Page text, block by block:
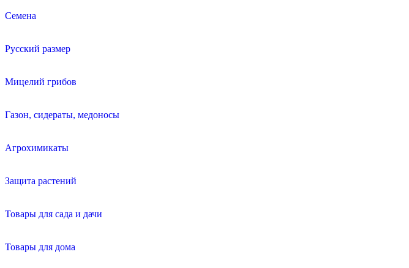
Семена
Русский размер
Мицелий грибов
Газон, сидераты, медоносы
Агрохимикаты
Защита растений
Товары для сада и дачи
Товары для дома